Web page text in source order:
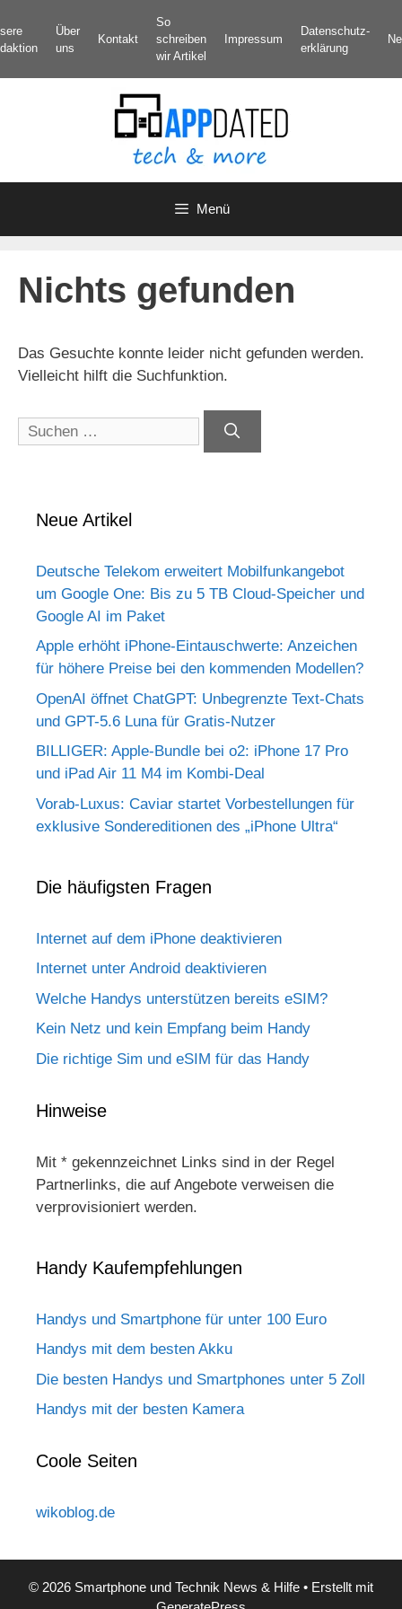
Inhalt
springen
Über
uns
Kontakt
So
schreiben
wir Artikel
Impressum
Datenschutz­
erklärung
Menü
Nichts gefunden
Das Gesuchte konnte leider nicht gefunden werden.
Vielleicht hilft die Suchfunktion.
Suchen
nach:
Neue Artikel
Deutsche Telekom erweitert Mobilfunkangebot
um Google One: Bis zu 5 TB Cloud-Speicher und
Google AI im Paket
Apple erhöht iPhone-Eintauschwerte: Anzeichen
für höhere Preise bei den kommenden Modellen?
OpenAI öffnet ChatGPT: Unbegrenzte Text-Chats
und GPT-5.6 Luna für Gratis-Nutzer
BILLIGER: Apple-Bundle bei o2: iPhone 17 Pro
und iPad Air 11 M4 im Kombi-Deal
Vorab-Luxus: Caviar startet Vorbestellungen für
exklusive Sondereditionen des „iPhone Ultra“
Die häufigsten Fragen
Internet auf dem iPhone deaktivieren
Internet unter Android deaktivieren
Welche Handys unterstützen bereits eSIM?
Kein Netz und kein Empfang beim Handy
Die richtige Sim und eSIM für das Handy
Hinweise
Mit * gekennzeichnet Links sind in der Regel
Partnerlinks, die auf Angebote verweisen die
verprovisioniert werden.
Handy Kaufempfehlungen
Handys und Smartphone für unter 100 Euro
Handys mit dem besten Akku
Die besten Handys und Smartphones unter 5 Zoll
Handys mit der besten Kamera
Coole Seiten
wikoblog.de
© 2026 Smartphone und Technik News & Hilfe • Erstellt mit